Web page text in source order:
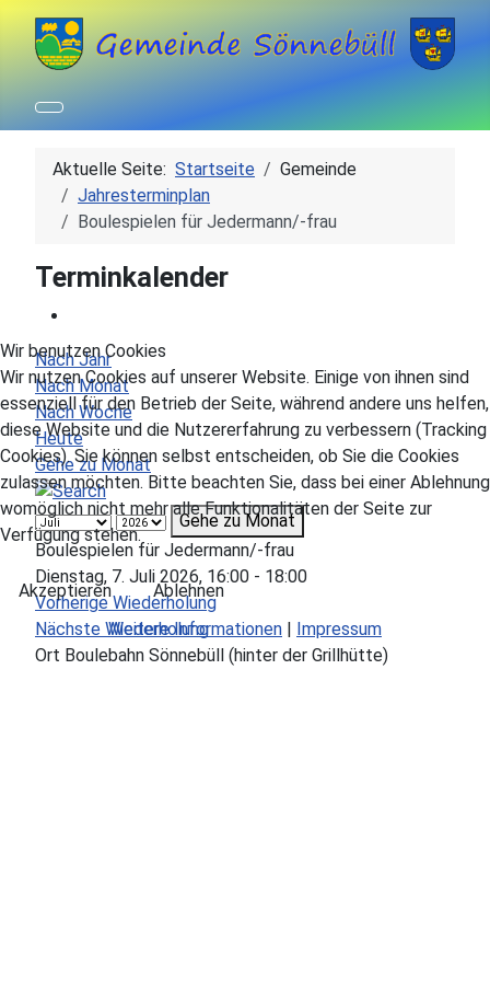
Aktuelle Seite: Startseite
Gemeinde
Jahresterminplan
Boulespielen für Jedermann/-frau
Terminkalender
Nach Jahr
Nach Monat
Nach Woche
Heute
Gehe zu Monat
Gehe zu Monat
Boulespielen für Jedermann/-frau
Dienstag, 7. Juli 2026, 16:00 - 18:00
Vorherige Wiederholung
Nächste Wiederholung
Ort Boulebahn Sönnebüll (hinter der Grillhütte)
Wir benutzen Cookies
Wir nutzen Cookies auf unserer Website. Einige von ihnen sind
essenziell für den Betrieb der Seite, während andere uns helfen,
diese Website und die Nutzererfahrung zu verbessern (Tracking
Cookies). Sie können selbst entscheiden, ob Sie die Cookies
zulassen möchten. Bitte beachten Sie, dass bei einer Ablehnung
womöglich nicht mehr alle Funktionalitäten der Seite zur
Verfügung stehen.
Akzeptieren
Ablehnen
Weitere Informationen | Impressum